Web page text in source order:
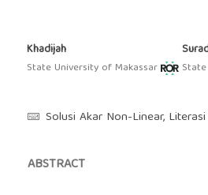
Khadijah
State University of Makassar
Solusi Akar Non-Linear,
ABSTRACT